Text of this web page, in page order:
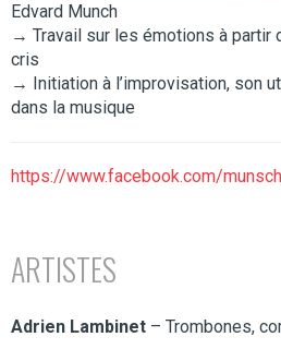
Edvard Munch
→ Travail sur les émotions à
cris
→ Initiation à l’improvisation, son
dans la musique
https://www.facebook.com/
ARTISTES
Adrien Lambinet – Trombones,